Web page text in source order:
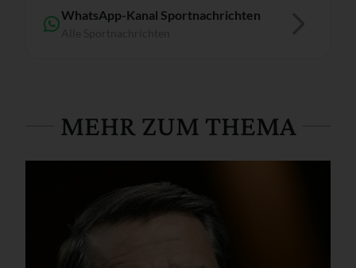
WhatsApp-Kanal Sportnachrichten
MEHR ZUM THEMA